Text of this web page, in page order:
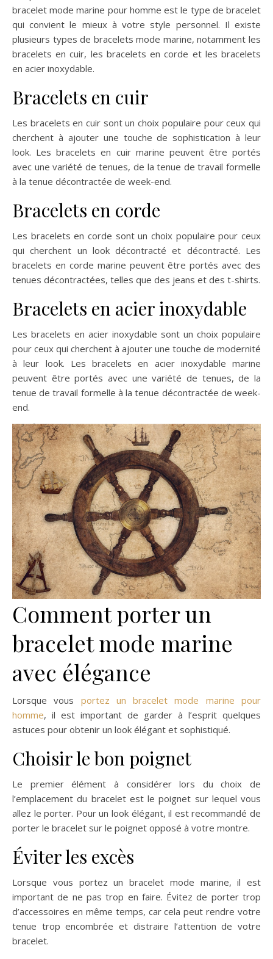
bracelet mode marine pour homme est le type de bracelet
qui convient le mieux à votre style personnel. Il existe
plusieurs types de bracelets mode marine, notamment les
bracelets en cuir, les bracelets en corde et les bracelets
en acier inoxydable.
Bracelets en cuir
Les bracelets en cuir sont un choix populaire pour ceux qui
cherchent à ajouter une touche de sophistication à leur
look. Les bracelets en cuir marine peuvent être portés
avec une variété de tenues, de la tenue de travail formelle
à la tenue décontractée de week-end.
Bracelets en corde
Les bracelets en corde sont un choix populaire pour ceux
qui cherchent un look décontracté et décontracté. Les
bracelets en corde marine peuvent être portés avec des
tenues décontractées, telles que des jeans et des t-shirts.
Bracelets en acier inoxydable
Les bracelets en acier inoxydable sont un choix populaire
pour ceux qui cherchent à ajouter une touche de modernité
à leur look. Les bracelets en acier inoxydable marine
peuvent être portés avec une variété de tenues, de la
tenue de travail formelle à la tenue décontractée de week-
end.
Comment porter un
bracelet mode marine
avec élégance
Lorsque vous portez un bracelet mode marine pour
homme, il est important de garder à l’esprit quelques
astuces pour obtenir un look élégant et sophistiqué.
Choisir le bon poignet
Le premier élément à considérer lors du choix de
l’emplacement du bracelet est le poignet sur lequel vous
allez le porter. Pour un look élégant, il est recommandé de
porter le bracelet sur le poignet opposé à votre montre.
Éviter les excès
Lorsque vous portez un bracelet mode marine, il est
important de ne pas trop en faire. Évitez de porter trop
d’accessoires en même temps, car cela peut rendre votre
tenue trop encombrée et distraire l’attention de votre
bracelet.